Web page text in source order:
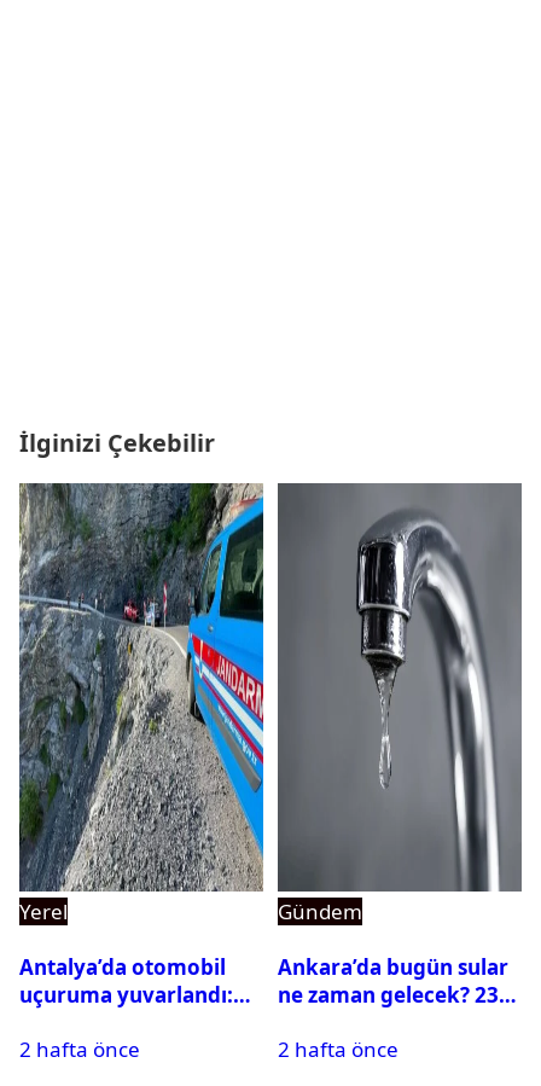
İlginizi Çekebilir
Yerel
Antalya’da otomobil
uçuruma yuvarlandı:
var
2 hafta önce
Gündem
Ankara’da bugün sular
ne zaman gelecek? 23
su kesintisi sorgulama
2 hafta önce